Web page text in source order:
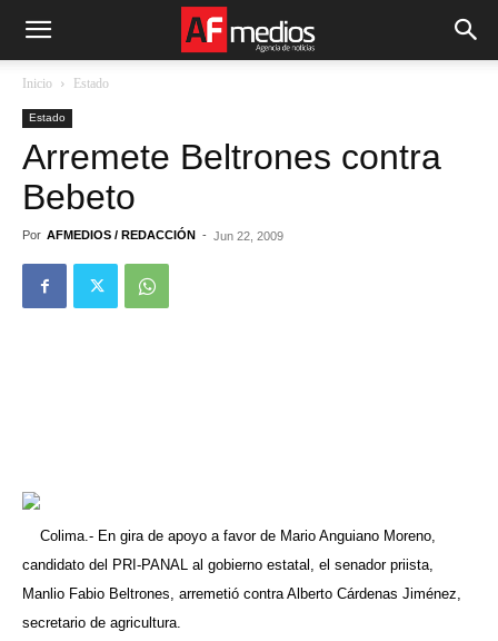
Inicio Estado
Estado
Arremete Beltrones contra
Bebeto
Por AFMEDIOS / REDACCIÓN - Jun 22, 2009
Colima.- En gira de apoyo a favor de Mario Anguiano Moreno,
candidato del PRI-PANAL al gobierno estatal, el senador priista,
Manlio Fabio Beltrones, arremetió contra Alberto Cárdenas Jiménez,
secretario de agricultura.